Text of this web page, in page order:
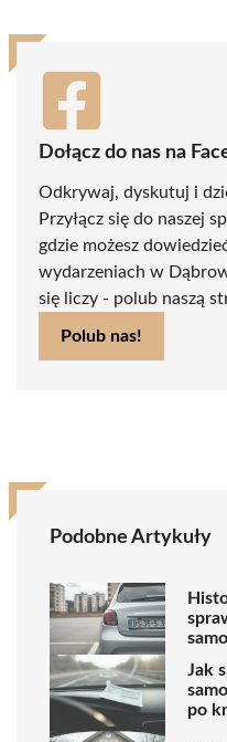
Dołącz do nas na
Odkrywaj, dyskutuj i
Przyłącz się do naszej
gdzie możesz
wydarzeniach w
się liczy - polub naszą
Polub nas!
Podobne Artykuły
Jak
po